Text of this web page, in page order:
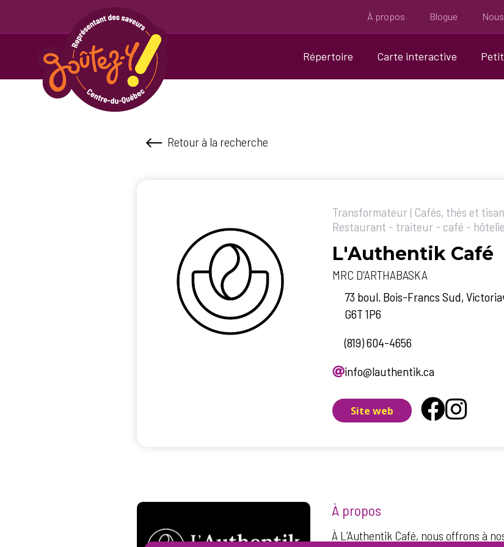
À propos Blogue
Répertoire Carte interactive
Retour à la recherche
Transformateur | Cafés, thés et
Restaurant - traiteur - café -
L'Authentik Café
MRC D'ARTHABASKA
73 boul. Bois-Francs Sud,
G6T 1P6
(819) 604-4656
info@lauthentik.ca
Site web
À propos
À L’Authentik Café, nous offrons à